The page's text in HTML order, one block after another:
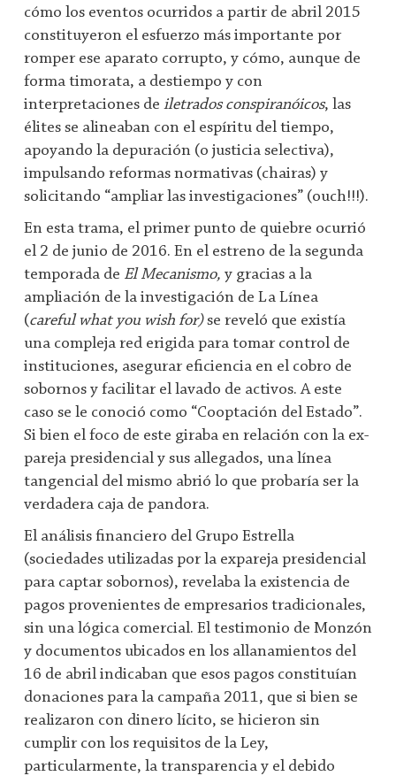
cómo los eventos ocurridos a partir de abril 2015
constituyeron el esfuerzo más importante por
romper ese aparato corrupto, y cómo, aunque de
forma timorata, a destiempo y con
interpretaciones de iletrados conspiranóicos, las
élites se alineaban con el espíritu del tiempo,
apoyando la depuración (o justicia selectiva),
impulsando reformas normativas (chairas) y
solicitando “ampliar las investigaciones” (ouch!!!).
En esta trama, el primer punto de quiebre ocurrió
el 2 de junio de 2016. En el estreno de la segunda
temporada de El Mecanismo, y gracias a la
ampliación de la investigación de La Línea
(careful what you wish for)se reveló que existía
una compleja red erigida para tomar control de
instituciones, asegurar eficiencia en el cobro de
sobornos y facilitar el lavado de activos. A este
caso se le conoció como “Cooptación del Estado”.
Si bien el foco de este giraba en relación con la ex-
pareja presidencial y sus allegados, una línea
tangencial del mismo abrió lo que probaría ser la
verdadera caja de pandora.
El análisis financiero del Grupo Estrella
(sociedades utilizadas por la expareja presidencial
para captar sobornos), revelaba la existencia de
pagos provenientes de empresarios tradicionales,
sin una lógica comercial. El testimonio de Monzón
y documentos ubicados en los allanamientos del
16 de abril indicaban que esos pagos constituían
donaciones para la campaña 2011, que si bien se
realizaron con dinero lícito, se hicieron sin
cumplir con los requisitos de la Ley,
particularmente, la transparencia y el debido